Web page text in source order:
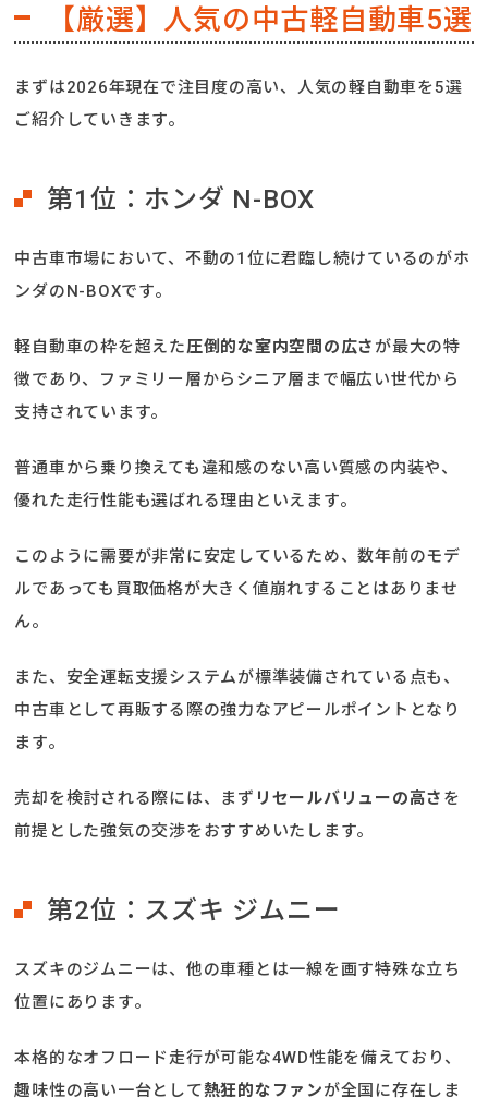
【厳選】人気の中古軽自動車5選
まずは2026年現在で注目度の高い、人気の軽自動車を5選
ご紹介していきます。
第1位：ホンダ N-BOX
中古車市場において、不動の1位に君臨し続けているのがホ
ンダのN-BOXです。
軽自動車の枠を超えた圧倒的な室内空間の広さ が最大の特
徴であり、ファミリー層からシニア層まで幅広い世代から
支持されています。
普通車から乗り換えても違和感のない高い質感の内装や、
優れた走行性能も選ばれる理由といえます。
このように需要が非常に安定しているため、数年前のモデ
ルであっても買取価格が大きく値崩れすることはありませ
ん。
また、安全運転支援システムが標準装備されている点も、
中古車として再販する際の強力なアピールポイントとなり
ます。
売却を検討される際には、まず リセールバリューの高さ を
前提とした強気の交渉をおすすめいたします。
第2位：スズキ ジムニー
スズキのジムニーは、他の車種とは一線を画す特殊な立ち
位置にあります。
本格的なオフロード走行が可能な4WD性能を備えており、
趣味性の高い一台として熱狂的なファンが全国に存在しま